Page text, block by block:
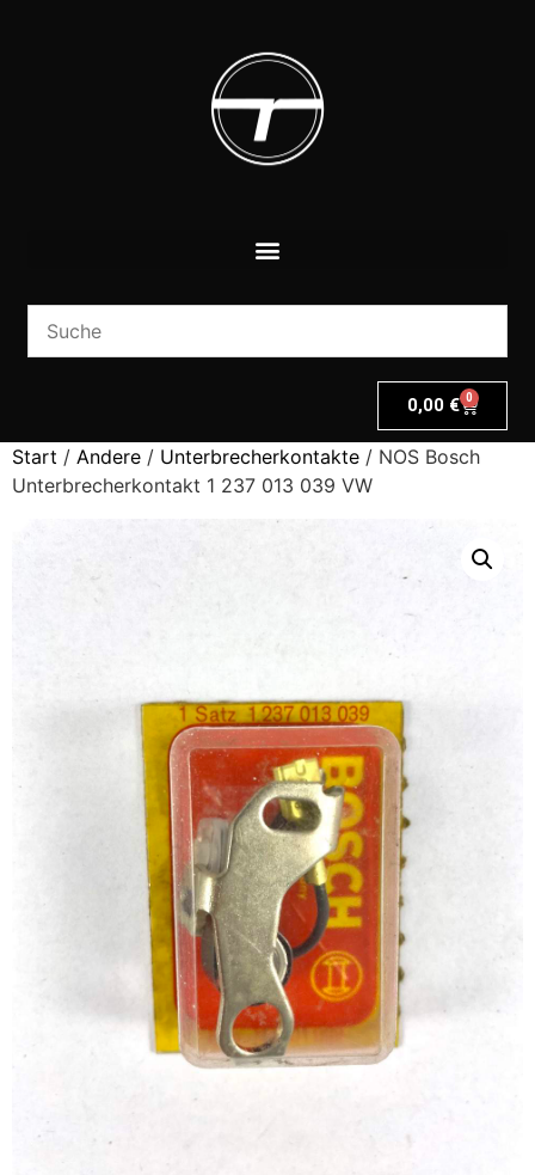
0,00 € 0
Start / Andere / Unterbrecherkontakte / NOS Bosch
Unterbrecherkontakt 1 237 013 039 VW